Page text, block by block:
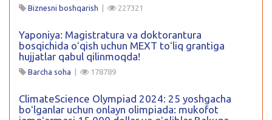
Biznesni boshqarish | 227321
Yaponiya: Magistratura va doktorantura
bosqichida oʻqish uchun MEXT toʻliq grantiga
hujjatlar qabul qilinmoqda!
Barcha soha | 178789
ClimateScience Olympiad 2024: 25 yoshgacha
boʻlganlar uchun onlayn olimpiada: mukofot